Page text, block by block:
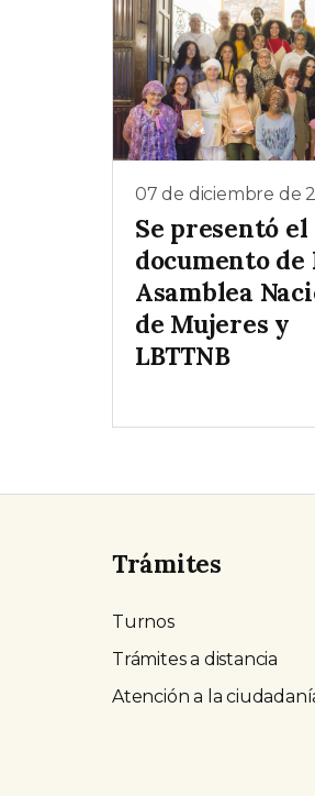
07 de diciembre de
Se presentó el
documento de
Asamblea
de Mujeres y
LBTTNB
Trámites
Turnos
Trámites a distancia
Atención a la